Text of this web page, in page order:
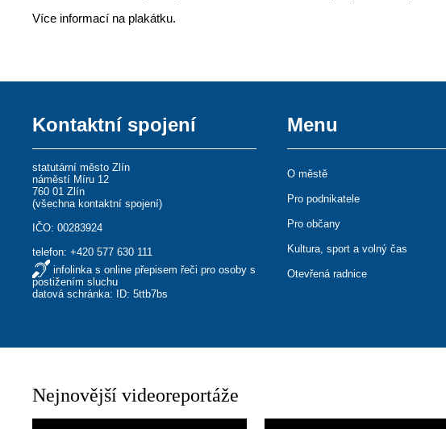
Více informací na plakátku.
Kontaktní spojení
statutární město Zlín
náměstí Míru 12
760 01 Zlín
(všechna kontaktní spojení)
IČO: 00283924
telefon:+420 577 630 111
infolinka s online přepisem řeči pro osoby s
postižením sluchu
datová schránka: ID: 5ttb7bs
Menu
O městě
Pro podnikatele
Pro občany
Kultura, sport a volný čas
Otevřená radnice
Nejnovější videoreportáže